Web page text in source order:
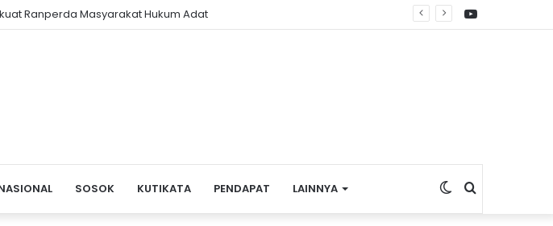
Ranperda Masyarakat Hukum Adat
SOSOK KUTIKATA PENDAPAT LAINNYA Search
Switch